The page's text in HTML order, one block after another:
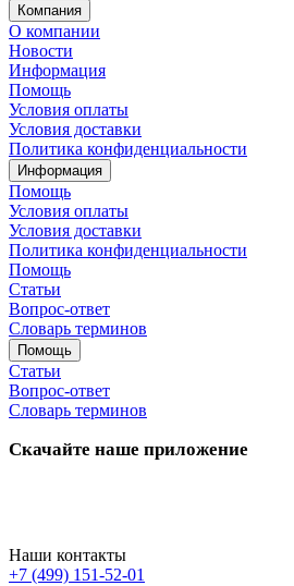
Компания
О компании
Новости
Информация
Помощь
Условия оплаты
Условия доставки
Политика конфиденциальности
Информация
Помощь
Условия оплаты
Условия доставки
Политика конфиденциальности
Помощь
Статьи
Вопрос-ответ
Словарь терминов
Помощь
Статьи
Вопрос-ответ
Словарь терминов
Скачайте наше приложение
Наши контакты
+7 (499) 151-52-01